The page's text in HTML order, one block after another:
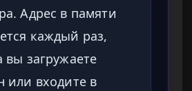
Адрес в памяти
каждый раз,
вы загружаете
или входите в